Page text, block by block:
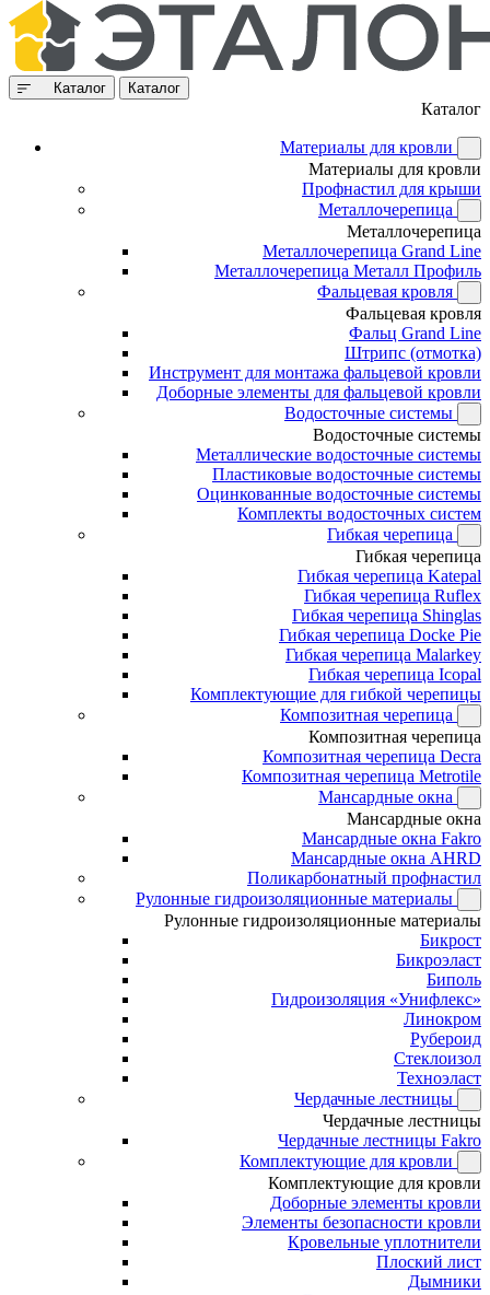
Каталог Каталог
Каталог
Материалы для кровли
Материалы для кровли
Профнастил для крыши
Металлочерепица
Металлочерепица
Металлочерепица Grand Line
Металлочерепица Металл Профиль
Фальцевая кровля
Фальцевая кровля
Фальц Grand Line
Штрипс (отмотка)
Инструмент для монтажа фальцевой кровли
Доборные элементы для фальцевой кровли
Водосточные системы
Водосточные системы
Металлические водосточные системы
Пластиковые водосточные системы
Оцинкованные водосточные системы
Комплекты водосточных систем
Гибкая черепица
Гибкая черепица
Гибкая черепица Katepal
Гибкая черепица Ruflex
Гибкая черепица Shinglas
Гибкая черепица Docke Pie
Гибкая черепица Malarkey
Гибкая черепица Icopal
Комплектующие для гибкой черепицы
Композитная черепица
Композитная черепица
Композитная черепица Decra
Композитная черепица Metrotile
Мансардные окна
Мансардные окна
Мансардные окна Fakro
Мансардные окна AHRD
Поликарбонатный профнастил
Рулонные гидроизоляционные материалы
Рулонные гидроизоляционные материалы
Бикрост
Бикроэласт
Биполь
Гидроизоляция «Унифлекс»
Линокром
Рубероид
Стеклоизол
Техноэласт
Чердачные лестницы
Чердачные лестницы
Чердачные лестницы Fakro
Комплектующие для кровли
Комплектующие для кровли
Доборные элементы кровли
Элементы безопасности кровли
Кровельные уплотнители
Плоский лист
Дымники